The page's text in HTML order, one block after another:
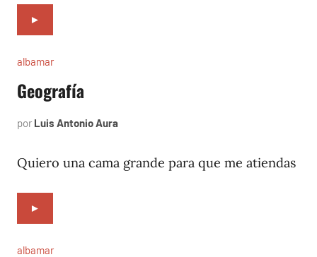
►
albamar
Geografía
por Luis Antonio Aura
1996
Quiero una cama grande para que me atiendas
►
albamar